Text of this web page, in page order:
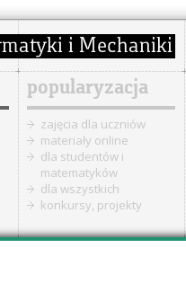
popularyzacja
zajęcia dla uczniów
materiały online
dla studentów i
matematyków
dla wszystkich
konkursy, projekty